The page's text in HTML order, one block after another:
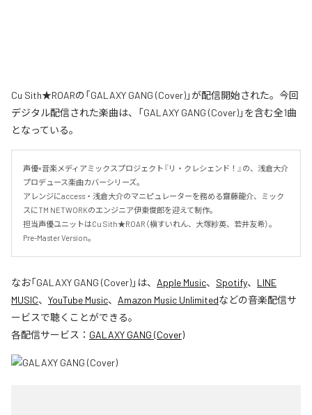
Cu Sith★ROARの「GALAXY GANG (Cover)」が配信開始された。今回
デジタル配信された楽曲は、「GALAXY GANG (Cover)」を含む全1曲
となっている。
声優×音楽メディアミックスプロジェクト『リ・クレシェンド！』の、浅倉大介
プロデュース楽曲カバーシリーズ。
アレンジにaccess・浅倉大介のマニピュレーターを務める齋藤龍介、ミック
スにTM NETWORKのエンジニア伊東俊郎を迎えて制作。
担当声優ユニットはCu Sith★ROAR（槇すいれん、大塚紗英、若井友希）。
Pre-Master Version。
なお「GALAXY GANG (Cover)」は、 Apple Music、 Spotify、 LINE
MUSIC、 YouTube Music、 Amazon Music Unlimitedなどの音楽配信サ
ービスで聴くことができる。
各配信サービス： GALAXY GANG (Cover)